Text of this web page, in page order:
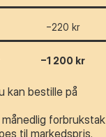
−220 kr
−1 200 kr
kan bestille på
forbrukstak
til markedspris.